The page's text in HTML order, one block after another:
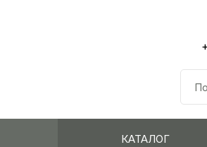
КАТАЛОГ